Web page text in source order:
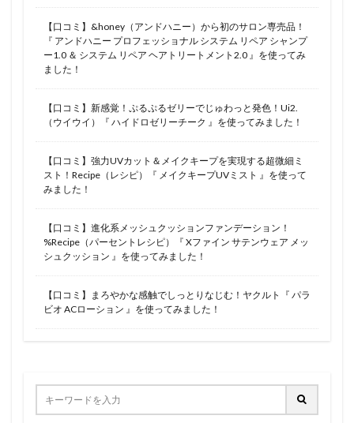
【口コミ】&honey（アンドハニー）から初のサロン専売品！
『 アンドハニー プロフェッショナル システム リペア シャンプ
ー1.0 ＆ システム リペア ヘアトリートメント2.0 』を使ってみ
ました！
【口コミ】新感覚！ぷるぷるゼリーでじゅわっと発色！Ui2.
（ウイウイ）『 ハイドロゼリーチーク 』を使ってみました！
【口コミ】強力UVカット＆メイクキープを実現する超微細ミ
スト！Recipe（レシピ）『 メイクキープUVミスト 』を使って
みました！
【口コミ】進化系メッシュクッションファンデーション！
%Recipe（パーセントレシピ）『 Xファイン サテンウェア メッ
シュクッション 』を使ってみました！
【口コミ】まろやかな感触でしっとりなじむ！ヤクルト『 パラ
ビオ ACローション 』を使ってみました！